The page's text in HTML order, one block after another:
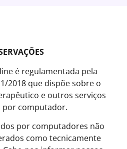
é regulamentada pela
2018 que dispõe sobre o
e outros serviços
por computador.
por computadores não
como tecnicamente